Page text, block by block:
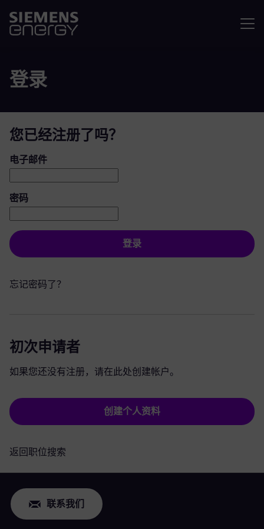
登录
您已经注册了吗？
登录：用户和密码
电子邮件
密码
登录
忘记密码了？
初次申请者
如果您还没有注册，请在此处创建帐户。
创建个人资料
返回职位搜索
联系我们